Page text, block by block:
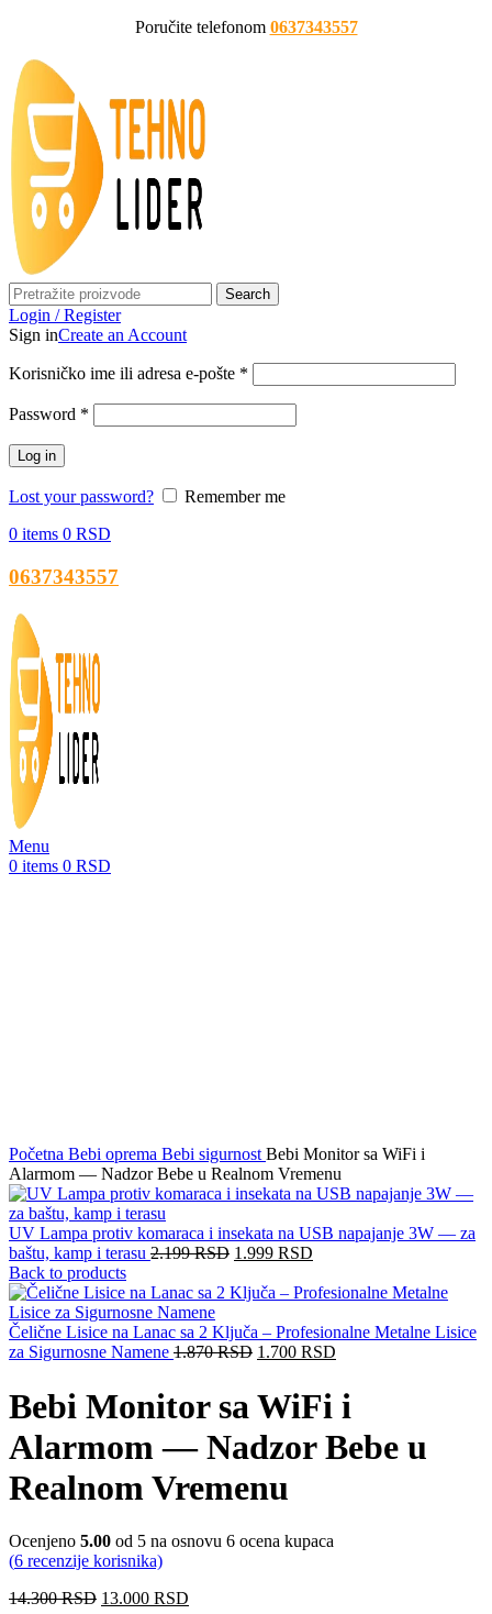
Poručite telefonom 0637343557
Search
Login / Register
Sign inCreate an Account
Korisničko ime ili adresa e-pošte *
Password *
Log in
Lost your password?
Remember me
0 items 0 RSD
0637343557
Menu
0 items 0 RSD
Početna Bebi oprema Bebi sigurnostBebi Monitor sa WiFi i
Alarmom — Nadzor Bebe u Realnom Vremenu
UV Lampa protiv komaraca i insekata na USB napajanje 3W — za
baštu, kamp i terasu 2.199RSD 1.999 RSD
Back to products
Čelične Lisice na Lanac sa 2 Ključa – Profesionalne Metalne Lisice
za Sigurnosne Namene 1.870RSD 1.700 RSD
Bebi Monitor sa WiFi i
Alarmom — Nadzor Bebe u
Realnom Vremenu
Ocenjeno 5.00 od 5 na osnovu 6 ocena kupaca
(6 recenzije korisnika)
14.300RSD 13.000 RSD